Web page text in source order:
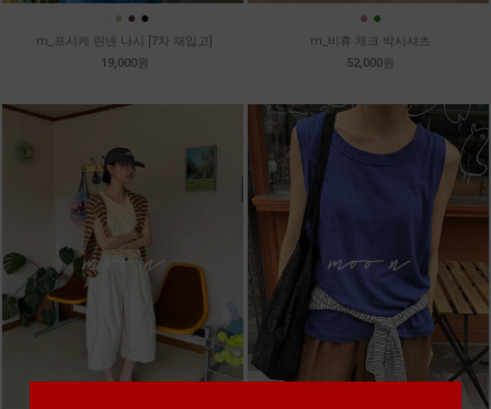
● ● ●
m_프시케 린넨 나시 [7차 재입고]
19,000원
● ●
m_비휴 체크 박시셔츠
52,000원